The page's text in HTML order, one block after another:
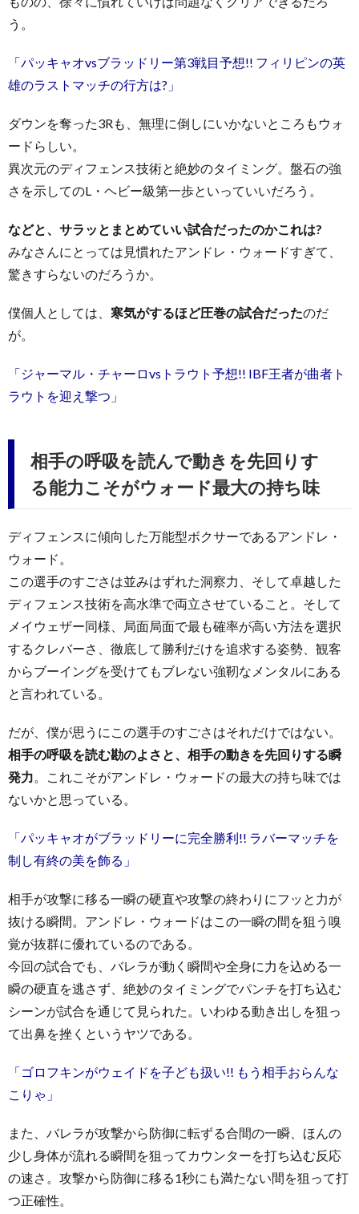
う。
「パッキャオvsブラッドリー第3戦目予想!! フィリピンの英
雄のラストマッチの行方は?」
ダウンを奪った3Rも、無理に倒しにいかないところもウォ
ードらしい。
異次元のディフェンス技術と絶妙のタイミング。盤石の強
さを示してのL・ヘビー級第一歩といっていいだろう。
などと、サラッとまとめていい試合だったのかこれは?
みなさんにとっては見慣れたアンドレ・ウォードすぎて、
驚きすらないのだろうか。
僕個人としては、 寒気がするほど圧巻の試合だったのだ
が。
「ジャーマル・チャーロvsトラウト予想!! IBF王者が曲者ト
ラウトを迎え撃つ」
相手の呼吸を読んで動きを先回りす
る能力こそがウォード最大の持ち味
ディフェンスに傾向した万能型ボクサーであるアンドレ・
ウォード。
この選手のすごさは並みはずれた洞察力、そして卓越した
ディフェンス技術を高水準で両立させていること。そして
メイウェザー同様、局面局面で最も確率が高い方法を選択
するクレバーさ、徹底して勝利だけを追求する姿勢、観客
からブーイングを受けてもブレない強靭なメンタルにある
と言われている。
だが、僕が思うにこの選手のすごさはそれだけではない。
相手の呼吸を読む勘のよさと、相手の動きを先回りする瞬
発力。これこそがアンドレ・ウォードの最大の持ち味では
ないかと思っている。
「パッキャオがブラッドリーに完全勝利!! ラバーマッチを
制し有終の美を飾る」
相手が攻撃に移る一瞬の硬直や攻撃の終わりにフッと力が
抜ける瞬間。アンドレ・ウォードはこの一瞬の間を狙う嗅
覚が抜群に優れているのである。
今回の試合でも、バレラが動く瞬間や全身に力を込める一
瞬の硬直を逃さず、絶妙のタイミングでパンチを打ち込む
シーンが試合を通じて見られた。いわゆる動き出しを狙っ
て出鼻を挫くというヤツである。
「ゴロフキンがウェイドを子ども扱い!! もう相手おらんな
こりゃ」
また、バレラが攻撃から防御に転ずる合間の一瞬、ほんの
少し身体が流れる瞬間を狙ってカウンターを打ち込む反応
の速さ。攻撃から防御に移る1秒にも満たない間を狙って打
つ正確性。